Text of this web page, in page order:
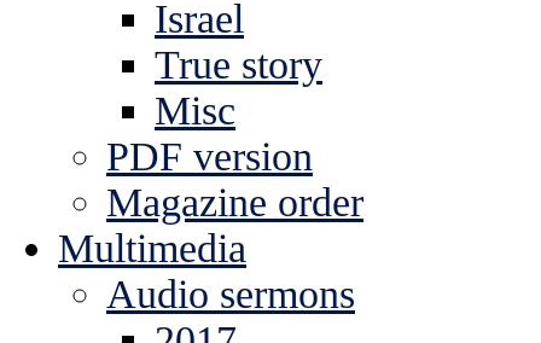
Israel
True story
Misc
PDF version
Magazine order
Multimedia
Audio sermons